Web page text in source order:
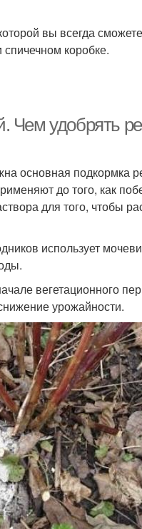
вы всегда
коробке.
Чем удобрять
основная подкормка
до того, как
для того, чтобы
использует
вегетационного
урожайности.